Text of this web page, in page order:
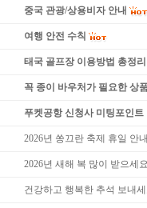
중국 관광/상용비자 안내
여행 안전 수칙
태국 골프장 이용방법 총정리
꼭 종이 바우처가 필요한 상
푸켓공항 신청사 미팅포인트
2026년 쏭끄란 축제 휴일 안
2026년 새해 복 많이 받으세
건강하고 행복한 추석 보내